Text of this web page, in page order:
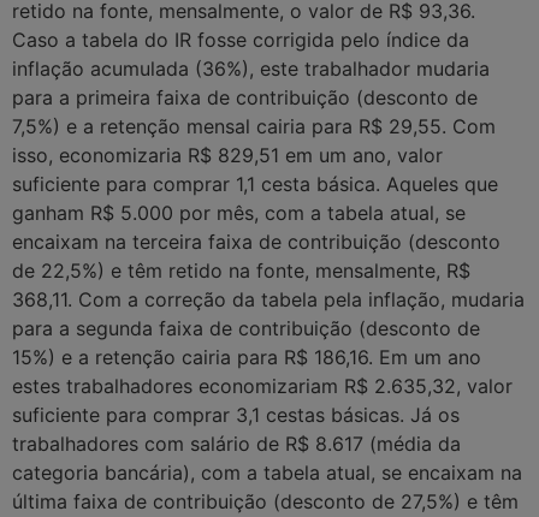
retido na fonte, mensalmente, o valor de R$ 93,36.
Caso a tabela do IR fosse corrigida pelo índice da
inflação acumulada (36%), este trabalhador mudaria
para a primeira faixa de contribuição (desconto de
7,5%) e a retenção mensal cairia para R$ 29,55. Com
isso, economizaria R$ 829,51 em um ano, valor
suficiente para comprar 1,1 cesta básica. Aqueles que
ganham R$ 5.000 por mês, com a tabela atual, se
encaixam na terceira faixa de contribuição (desconto
de 22,5%) e têm retido na fonte, mensalmente, R$
368,11. Com a correção da tabela pela inflação, mudaria
para a segunda faixa de contribuição (desconto de
15%) e a retenção cairia para R$ 186,16. Em um ano
estes trabalhadores economizariam R$ 2.635,32, valor
suficiente para comprar 3,1 cestas básicas. Já os
trabalhadores com salário de R$ 8.617 (média da
categoria bancária), com a tabela atual, se encaixam na
última faixa de contribuição (desconto de 27,5%) e têm